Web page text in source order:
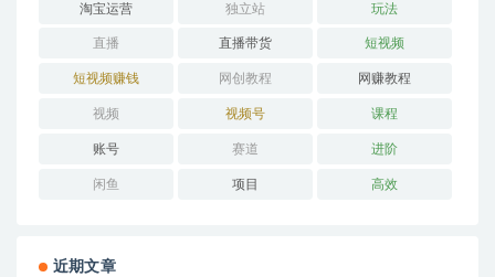
淘宝运营 独立站 玩法
直播 直播带货 短视频
短视频赚钱 网创教程 网赚教程
视频 视频号 课程
账号 赛道 进阶
闲鱼 项目 高效
近期文章